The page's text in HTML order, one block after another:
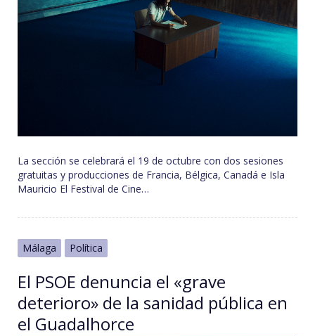
La sección se celebrará el 19 de octubre con dos sesiones
gratuitas y producciones de Francia, Bélgica, Canadá e Isla
Mauricio El Festival de Cine…
Málaga Política
El PSOE denuncia el «grave
deterioro» de la sanidad pública en
el Guadalhorce